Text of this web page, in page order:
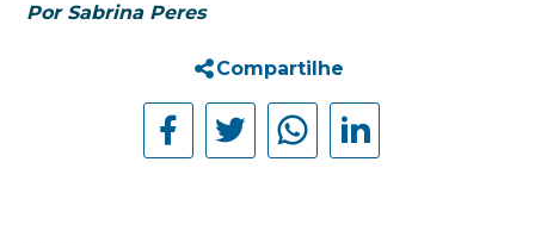
Por Sabrina Peres
Compartilhe